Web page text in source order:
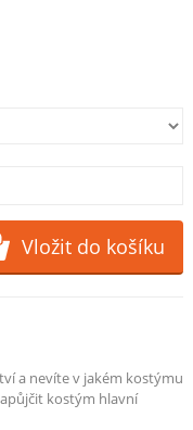
a nevíte v jakém kostýmu
kostým hlavní